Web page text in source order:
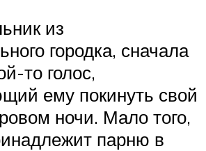
из
городка, сначала
то голос,
ему покинуть свой
ночи. Мало того,
парню в